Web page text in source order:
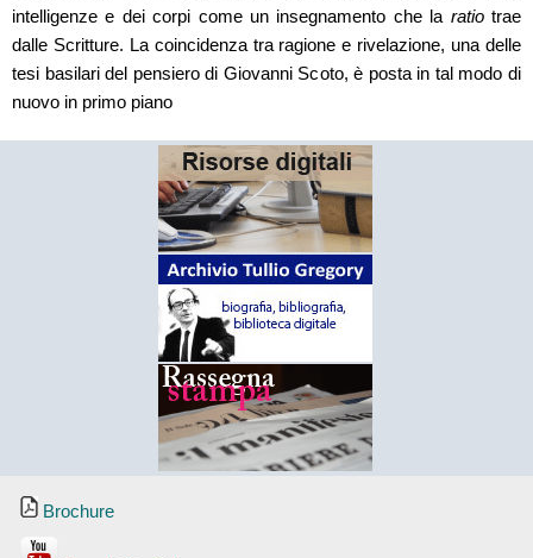
Brochure
intelligenze e dei corpi come un insegnamento che la ratiotrae
dalle Scritture. La coincidenza tra ragione e rivelazione, una delle
tesi basilari del pensiero di Giovanni Scoto, è posta in tal modo di
nuovo in primo piano